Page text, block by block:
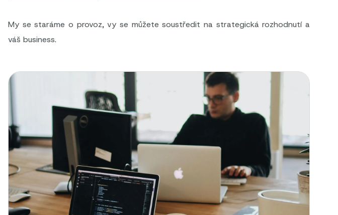
My se staráme o provoz, vy se můžete soustředit na strategická rozhodnutí a
váš business.